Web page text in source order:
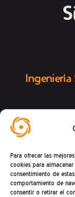
Para ofrecer las
cookies para
consentimiento de
comportamiento de
consentir o retirar el
Ingeniería